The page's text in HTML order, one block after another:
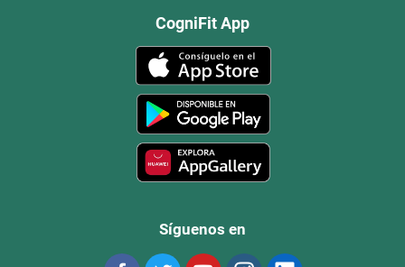
CogniFit App
Síguenos en